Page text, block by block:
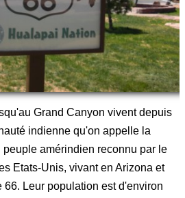
Grand Canyon vivent depuis
indienne qu'on appelle la
amérindien reconnu par le
Etats-Unis, vivant en Arizona et
Leur population est d'environ